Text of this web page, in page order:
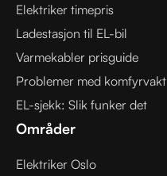
Elektriker timepris
Ladestasjon til EL-bil
Varmekabler prisguide
Problemer med komfyrvakt
EL-sjekk: Slik funker det
Områder
Elektriker Oslo